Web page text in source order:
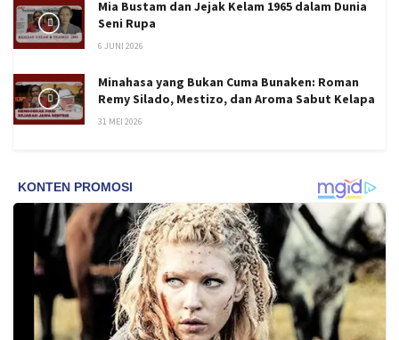
Mia Bustam dan Jejak Kelam 1965 dalam Dunia
Seni Rupa
6 JUNI 2026
Minahasa yang Bukan Cuma Bunaken: Roman
Remy Silado, Mestizo, dan Aroma Sabut Kelapa
31 MEI 2026